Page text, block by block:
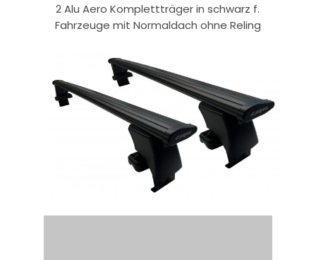
2 Alu Aero Komplettträger in schwarz f.
Fahrzeuge mit Normaldach ohne Reling